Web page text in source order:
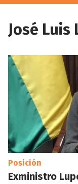
José Luis
Posición
Exministro